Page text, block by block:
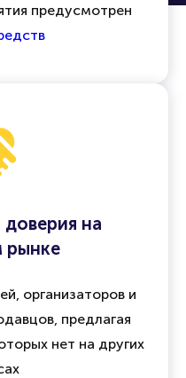
предусмотрен
на
рынке
организаторов и
предлагая
нет на других